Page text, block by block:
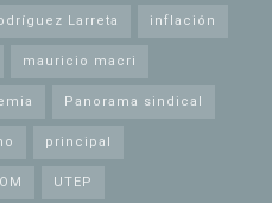
Larreta inflación
mauricio macri
Panorama sindical
principal
UTEP